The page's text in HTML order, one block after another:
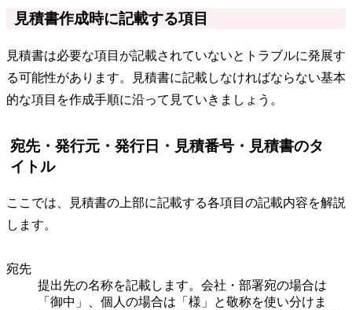
見積書作成時に記載する項目
見積書は必要な項目が記載されていないとトラブルに発展す
る可能性があります。見積書に記載しなければならない基本
的な項目を作成手順に沿って見ていきましょう。
宛先・発行元・発行日・見積番号・見積書のタ
イトル
ここでは、見積書の上部に記載する各項目の記載内容を解説
します。
宛先
提出先の名称を記載します。会社・部署宛の場合は
「御中」、個人の場合は「様」と敬称を使い分けま